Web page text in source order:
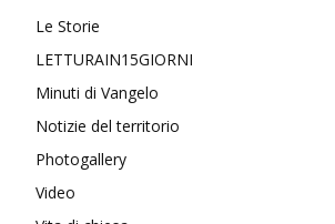
Le Storie
LETTURAIN15GIORNI
Minuti di Vangelo
Notizie del territorio
Photogallery
Video